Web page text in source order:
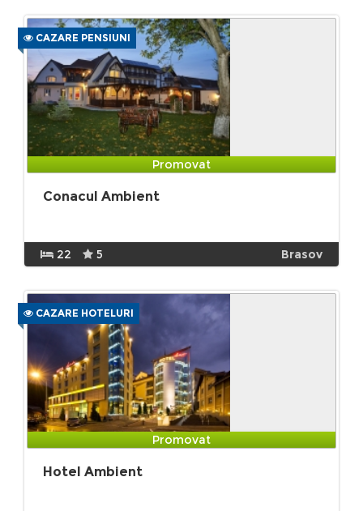
CAZARE PENSIUNI
Promovat
Conacul Ambient
22 5 Brasov
CAZARE HOTELURI
Promovat
Hotel Ambient